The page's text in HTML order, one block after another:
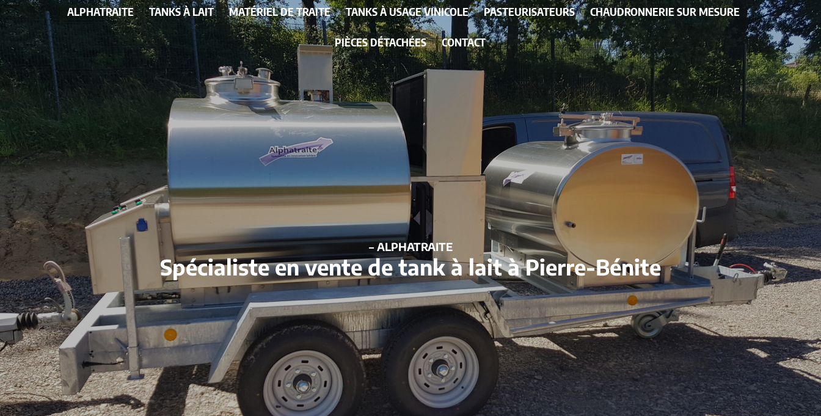
ALPHATRAITE TANKS À LAIT MATÉRIEL DE TRAITE TANKS À USAGE VINICOLE PASTEURISATEURS CHAUDRONNERIE SUR MESURE
PIÈCES DÉTACHÉES CONTACT
– ALPHATRAITE
Spécialiste en vente de tank à lait à Pierre-Bénite